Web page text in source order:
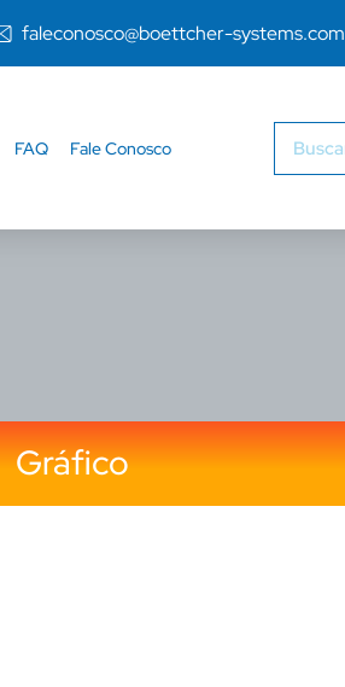
faleconosco@boettcher-systems.com
FAQ Fale Conosco
Gráfico